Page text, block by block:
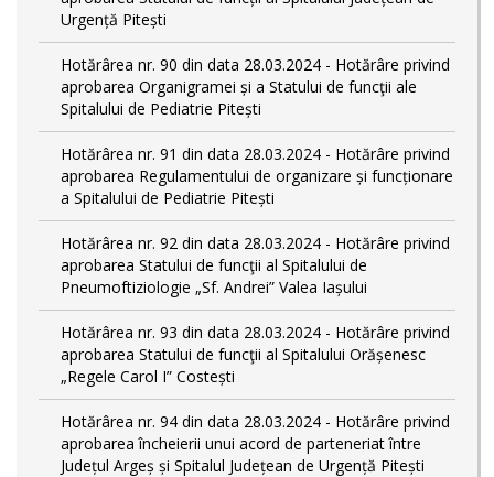
Urgență Pitești
Hotărârea nr. 90 din data 28.03.2024 - Hotărâre privind
aprobarea Organigramei și a Statului de funcţii ale
Spitalului de Pediatrie Pitești
Hotărârea nr. 91 din data 28.03.2024 - Hotărâre privind
aprobarea Regulamentului de organizare și funcționare
a Spitalului de Pediatrie Pitești
Hotărârea nr. 92 din data 28.03.2024 - Hotărâre privind
aprobarea Statului de funcţii al Spitalului de
Pneumoftiziologie „Sf. Andrei” Valea Iașului
Hotărârea nr. 93 din data 28.03.2024 - Hotărâre privind
aprobarea Statului de funcţii al Spitalului Orășenesc
„Regele Carol I” Costești
Hotărârea nr. 94 din data 28.03.2024 - Hotărâre privind
aprobarea încheierii unui acord de parteneriat între
Județul Argeș și Spitalul Județean de Urgență Pitești